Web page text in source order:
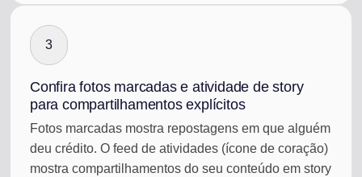
3
Confira fotos marcadas e atividade de story
para compartilhamentos explícitos
Fotos marcadas mostra repostagens em que alguém
deu crédito. O feed de atividades (ícone de coração)
mostra compartilhamentos do seu conteúdo em story